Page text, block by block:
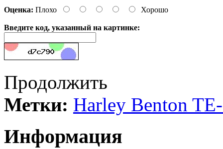
Оценка: Плохо Хорошо
Введите код, указанный на картинке:
Продолжить
Метки: Harley Benton
Информация